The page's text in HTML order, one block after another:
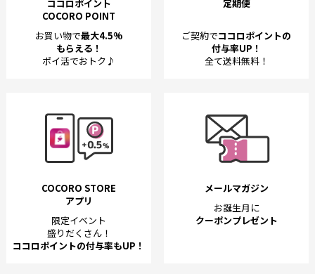
ココロポイント
COCORO POINT
お買い物で最大4.5%
もらえる！
ポイ活でおトク♪
定期便
ご契約でココロポイントの
付与率UP！
全て送料無料！
COCORO STORE
アプリ
限定イベント
盛りだくさん！
ココロポイントの付与率もUP！
メールマガジン
お誕生月に
クーポンプレゼント